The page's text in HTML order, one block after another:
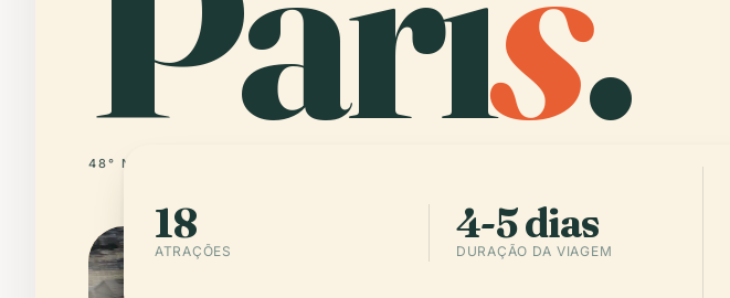
48° N · 2° E
18
ATRAÇÕES
4-5 dias
DURAÇÃO DA VIAGEM